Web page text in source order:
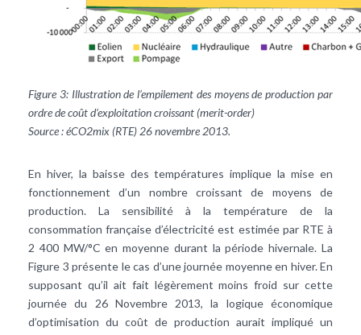
Figure 3: Illustration de l’empilement des moyens de production par
ordre de coût d’exploitation croissant (merit-order)
Source : éCO2mix (RTE) 26 novembre 2013.
En hiver, la baisse des températures implique la mise en
fonctionnement d’un nombre croissant de moyens de
production. La sensibilité à la température de la
consommation française d’électricité est estimée par RTE à
2 400 MW/°C en moyenne durant la période hivernale. La
Figure 3 présente le cas d’une journée moyenne en hiver. En
supposant qu’il ait fait légèrement moins froid sur cette
journée du 26 Novembre 2013, la logique économique
d’optimisation du coût de production aurait impliqué un